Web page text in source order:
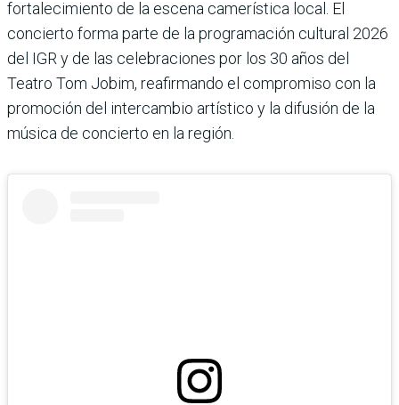
fortalecimiento de la escena camerística local. El
concierto forma parte de la programación cultural 2026
del IGR y de las celebraciones por los 30 años del
Teatro Tom Jobim, reafirmando el compromiso con la
promoción del intercambio artístico y la difusión de la
música de concierto en la región.